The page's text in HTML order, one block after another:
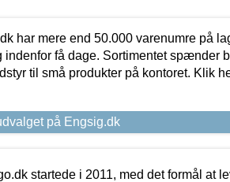
har mere end 50.000 varenumre på
indenfor få dage. Sortimentet spænder
til små produkter på kontoret. Klik
på Engsig.dk
startede i 2011, med det formål at